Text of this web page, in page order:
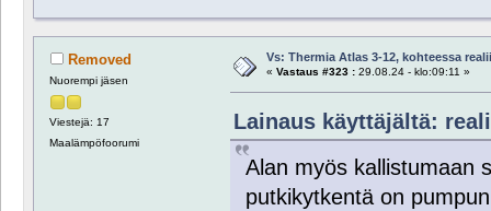
Removed
Nuorempi jäsen
Viestejä: 17
Maalämpöfoorumi
Vs: Thermia Atlas 3-12, kohteessa realii
« Vastaus #323 :29.08.24 - klo:09:11 »
Lainaus käyttäjältä:
Alan myös kallistumaan
putkikytkentä on